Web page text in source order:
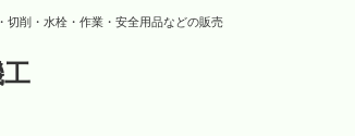
切削・水栓・作業・安全用品などの販売